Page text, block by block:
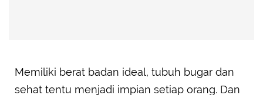
Memiliki berat badan ideal, tubuh bugar dan
sehat tentu menjadi impian setiap orang. Dan